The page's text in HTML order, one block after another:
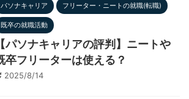
パソナキャリア フリーター・ニートの就職(転職)
既卒の就職活動
【パソナキャリアの評判】ニートや
卒フリーターは使える？
2025/8/14